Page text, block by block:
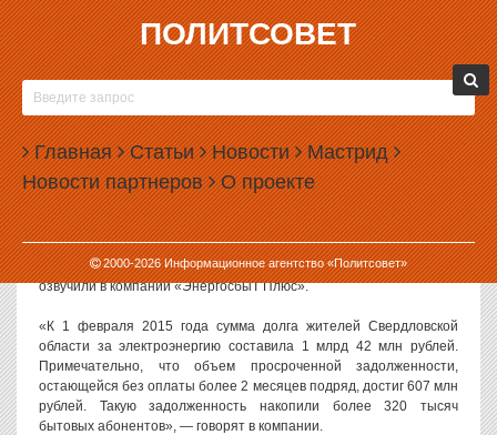
ПОЛИТСОВЕТ
Главная Статьи Новости Мастрид
Новости партнеров О проекте
2000-2026Информационное агентство «Политсовет»
03.03.2015, 14:58
КОММУНАЛЬЩИКИ ТРЕБУЮТ СО
СВЕРДЛОВЧАН МИЛЛИАРД РУБЛЕЙ
На фоне экономического кризиса растет задолженность людей
перед поставщиками коммунальных услуг. В Свердловской
области сумма такой задолженности превысила миллиард
рублей.
Данные о задолженности по состоянию на февраль 2015 года
озвучили в компании «ЭнергосбыТ Плюс».
«К 1 февраля 2015 года сумма долга жителей Свердловской
области за электроэнергию составила 1 млрд 42 млн рублей.
Примечательно, что объем просроченной задолженности,
остающейся без оплаты более 2 месяцев подряд, достиг 607 млн
рублей. Такую задолженность накопили более 320 тысяч
бытовых абонентов», — говорят в компании.